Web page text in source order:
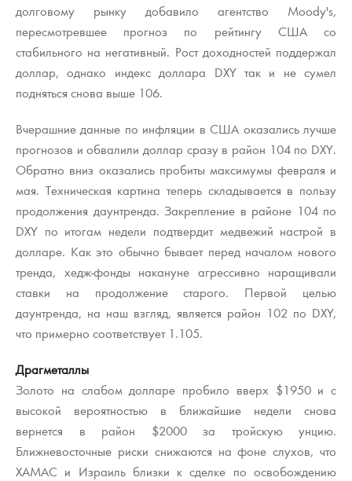
долговому рынку добавило агентство Moody's,
пересмотревшее прогноз по рейтингу США со
стабильного на негативный. Рост доходностей поддержал
доллар, однако индекс доллара DXY так и не сумел
подняться снова выше 106.
Вчерашние данные по инфляции в США оказались лучше
прогнозов и обвалили доллар сразу в район 104 по DXY.
Обратно вниз оказались пробиты максимумы февраля и
мая. Техническая картина теперь складывается в пользу
продолжения даунтренда. Закрепление в районе 104 по
DXY по итогам недели подтвердит медвежий настрой в
долларе. Как это обычно бывает перед началом нового
тренда, хедж-фонды накануне агрессивно наращивали
ставки на продолжение старого. Первой целью
даунтренда, на наш взгляд, является район 102 по DXY,
что примерно соответствует 1.105.
Драгметаллы
Золото на слабом долларе пробило вверх $1950 и с
высокой вероятностью в ближайшие недели снова
вернется в район $2000 за тройскую унцию.
Ближневосточные риски снижаются на фоне слухов, что
ХАМАС и Израиль близки к сделке по освобождению